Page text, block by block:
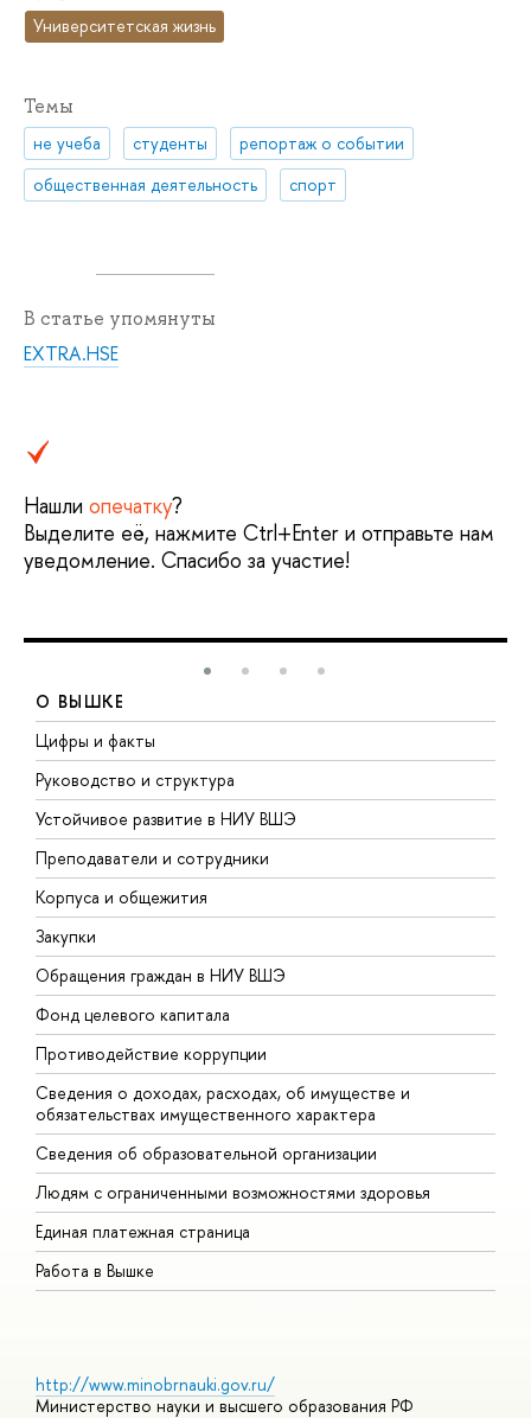
Университетская жизнь
Темы
не учеба студенты
репортаж о событии
общественная деятельность
спорт
В статье упомянуты
EXTRA.HSE
Нашли опечатку?
Выделите её, нажмите Ctrl+Enter и отправьте нам
уведомление. Спасибо за участие!
О ВЫШКЕ
Цифры и факты
Руководство и структура
Устойчивое развитие в НИУ ВШЭ
Преподаватели и сотрудники
Корпуса и общежития
Закупки
Обращения граждан в НИУ ВШЭ
Фонд целевого капитала
Противодействие коррупции
Сведения о доходах, расходах, об имуществе и
обязательствах имущественного характера
Сведения об образовательной организации
Людям с ограниченными возможностями здоровья
Единая платежная страница
Работа в Вышке
http://www.minobrnauki.gov.ru/
Министерство науки и высшего образования РФ